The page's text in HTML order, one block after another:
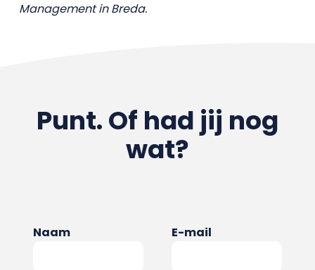
Management in Breda.
Punt. Of had jij nog
wat?
Naam E-mail